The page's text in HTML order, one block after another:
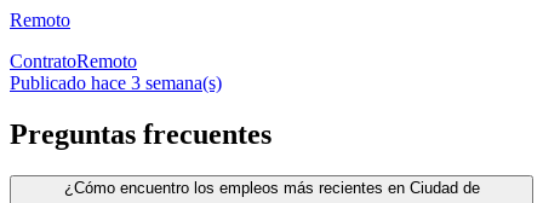
Remoto
ContratoRemoto
Publicado hace 3 semana(s)
Preguntas frecuentes
¿Cómo encuentro los empleos más recientes en Ciudad de